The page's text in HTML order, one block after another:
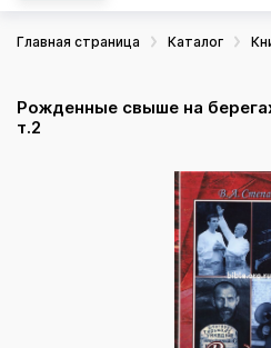
Главная страница Каталог
Рожденные свыше на
т.2